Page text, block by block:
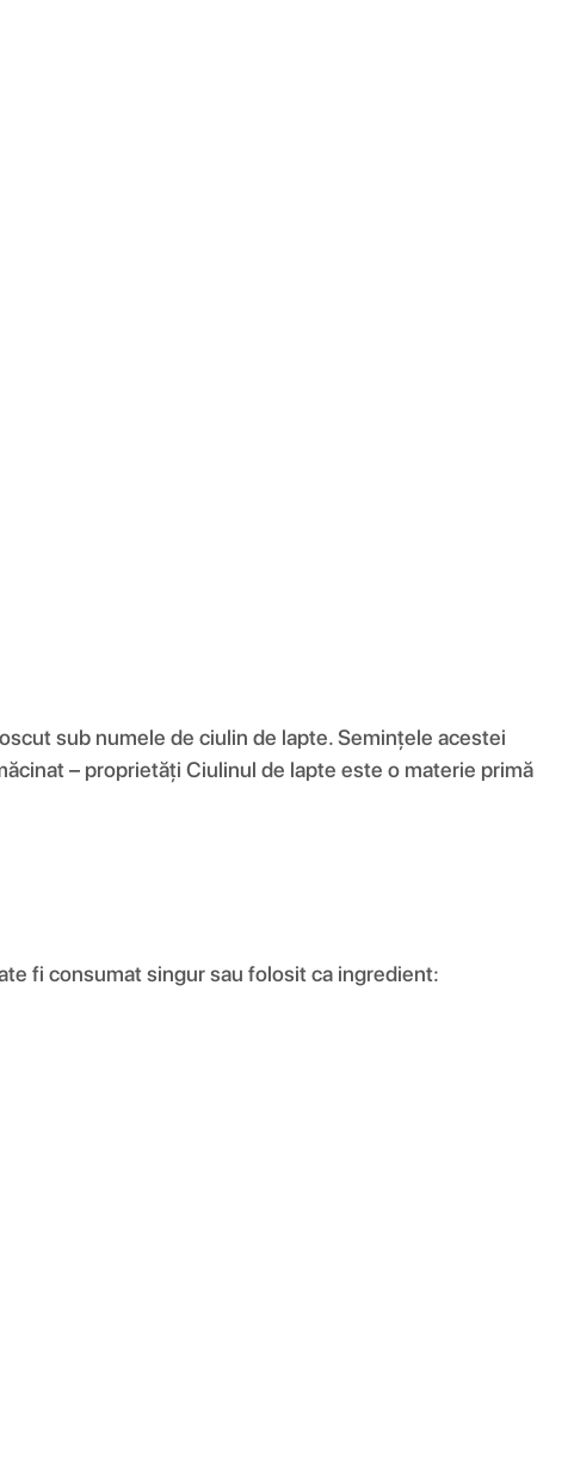
sub numele de ciulin de lapte. Semințele acestei
– proprietăți Ciulinul de lapte este o materie primă
fi consumat singur sau folosit ca ingredient: